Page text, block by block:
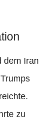
dem Iran
zu